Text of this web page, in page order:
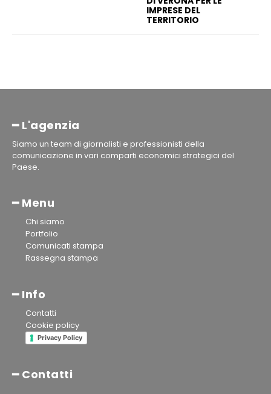
IMPRESE DEL
TERRITORIO
━ L'agenzia
Siamo un team di giornalisti e professionisti della
comunicazione in vari comparti economici strategici del
Paese.
━ Menu
Chi siamo
Portfolio
Comunicati stampa
Rassegna stampa
━ Info
Contatti
Cookie policy
Privacy Policy
━ Contatti